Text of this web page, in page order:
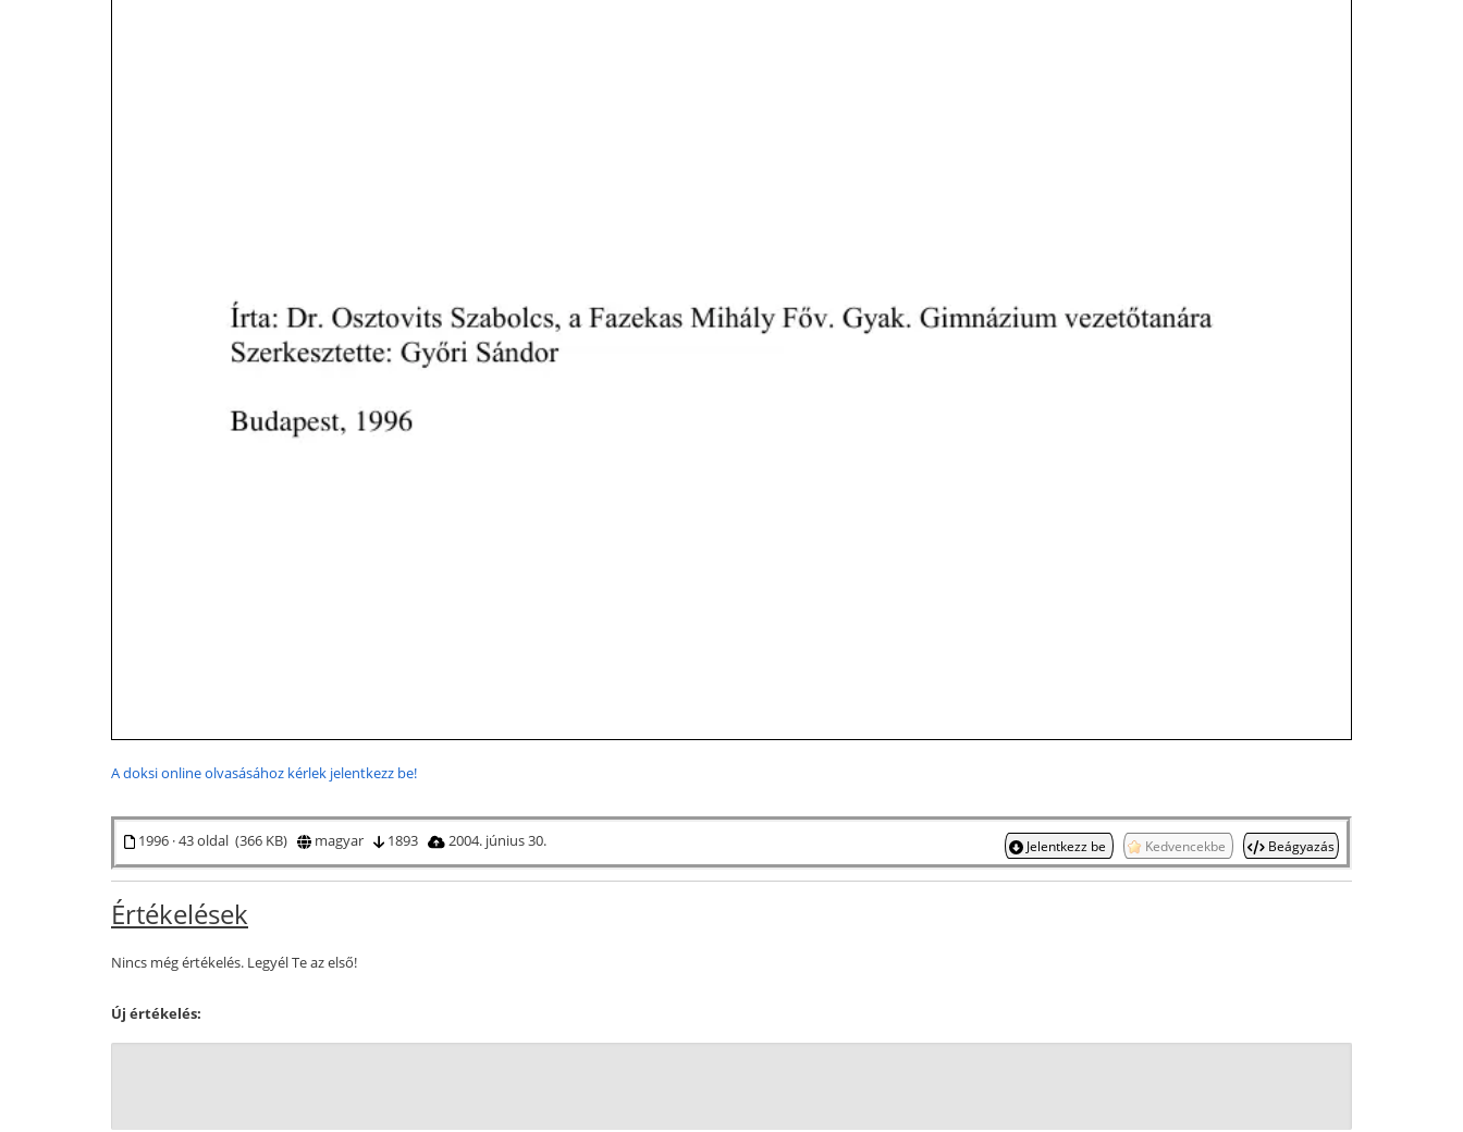
A doksi online olvasásához kérlek jelentkezz be!
1996 · 43 oldal (366 KB) magyar 1893 2004. június 30. Jelentkezz be Kedvencekbe Beágyazás
Értékelések
Nincs még értékelés. Legyél Te az első!
Új értékelés: